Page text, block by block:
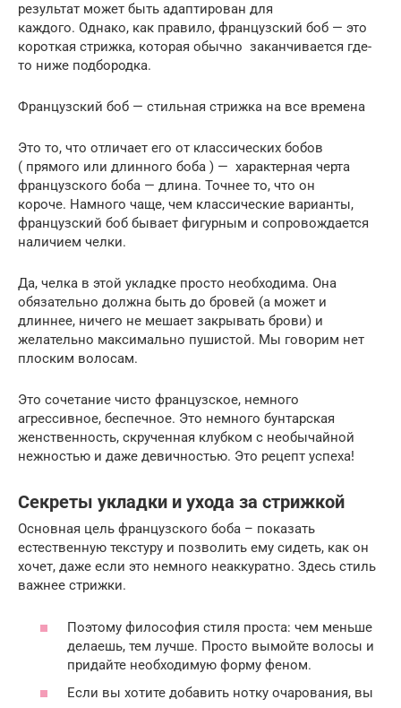
результат может быть адаптирован для
каждого. Однако, как правило, французский боб — это
короткая стрижка, которая обычно заканчивается где-
то ниже подбородка.
Французский боб — стильная стрижка на все времена
Это то, что отличает его от классических бобов
( прямого или длинного боба ) — характерная черта
французского боба — длина. Точнее то, что он
короче. Намного чаще, чем классические варианты,
французский боб бывает фигурным и сопровождается
наличием челки.
Да, челка в этой укладке просто необходима. Она
обязательно должна быть до бровей (а может и
длиннее, ничего не мешает закрывать брови) и
желательно максимально пушистой. Мы говорим нет
плоским волосам.
Это сочетание чисто французское, немного
агрессивное, беспечное. Это немного бунтарская
женственность, скрученная клубком с необычайной
нежностью и даже девичностью. Это рецепт успеха!
Секреты укладки и ухода за стрижкой
Основная цель французского боба – показать
естественную текстуру и позволить ему сидеть, как он
хочет, даже если это немного неаккуратно. Здесь стиль
важнее стрижки.
Поэтому философия стиля проста: чем меньше
делаешь, тем лучше. Просто вымойте волосы и
придайте необходимую форму феном.
Если вы хотите добавить нотку очарования, вы